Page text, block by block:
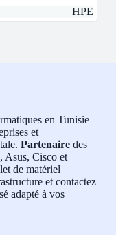
HPE
en Tunisie
et
Partenaire des
Asus, Cisco et
de matériel
et contactez
adapté à vos